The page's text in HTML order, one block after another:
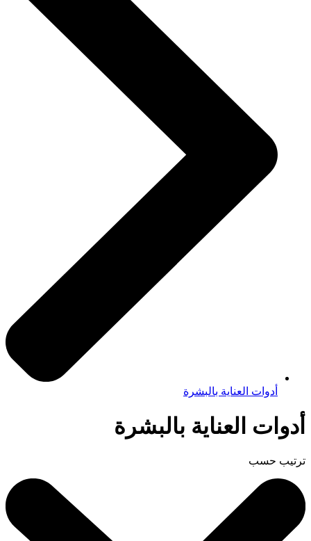
أدوات العناية بالبشرة
أدوات العناية بالبشرة
ترتيب حسب